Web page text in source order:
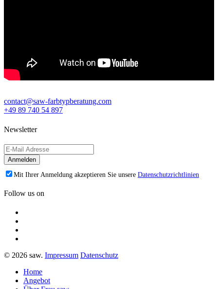
contact@saw-farbtypberatung.com
+49 89 740 54 897
Newsletter
Mit Ihrer Anmeldung akzeptieren Sie unsere Datenschutzrichtlinien
Follow us on
© 2026 saw. Impressum Datenschutz
Home
Angebot